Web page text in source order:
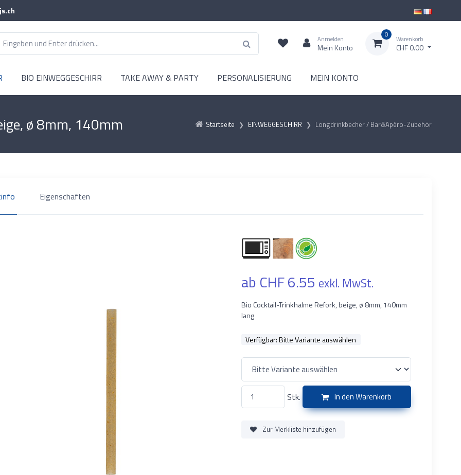
Anmelden
Mein Konto
0 Warenkorb
CHF 0.00
BIO EINWEGGESCHIRR TAKE AWAY & PARTY PERSONALISIERUNG MEIN KONTO
Startseite EINWEGGESCHIRR Longdrinkbecher / Bar&Apéro-Zubehör
ø 8mm, 140mm
Eigenschaften
ab CHF 6.55 exkl. MwSt.
Bio Cocktail-Trinkhalme Refork, beige, ø 8mm, 140mm
lang
Verfügbar:Bitte Variante auswählen
Stk. In den Warenkorb
Zur Merkliste hinzufügen